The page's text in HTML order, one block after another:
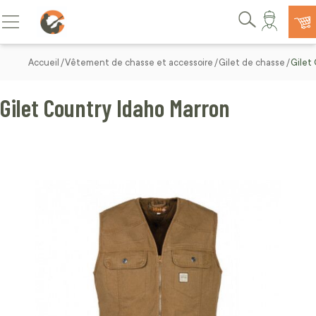
Allez au contenu
Basculer la navigation
Rechercher
Accueil Vêtement de chasse et accessoire Gilet de chasse Gilet
Gilet Country Idaho Marron